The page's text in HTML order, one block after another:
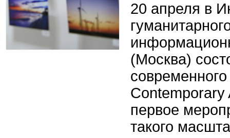
20 апреля в
(Москва)
первое
такого